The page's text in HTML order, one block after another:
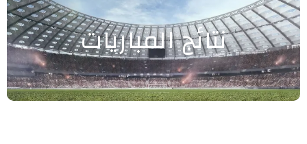
نتائج المباريات